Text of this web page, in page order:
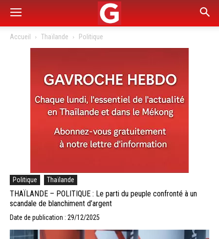
Accueil Thaïlande Politique
Politique Thaïlande
THAÏLANDE – POLITIQUE : Le parti du peuple confronté à un
scandale de blanchiment d’argent
Date de publication : 29/12/2025